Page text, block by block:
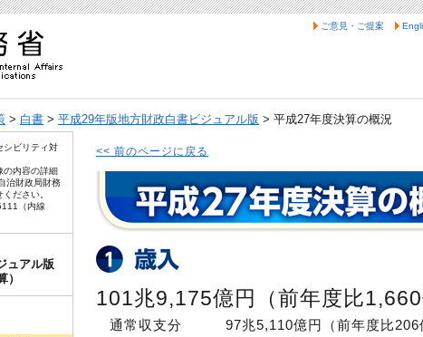
ご意見・ご提案
> 白書 > 平成29年版地方財政白書ビジュアル版 > 平成27年度決算の概況
ビリティ対
の内容の詳細
治財政局財務
ださい。
（内線
ュアル版
）
<< 前のページに戻る
101兆9,175億円（前年度比1,660
通常収支分 97兆5,110億円（前年度比206